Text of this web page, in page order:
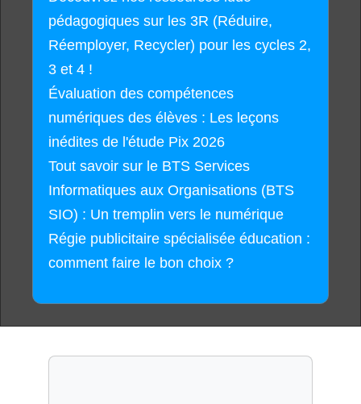
pédagogiques sur les 3R (Réduire,
Réemployer, Recycler) pour les cycles 2,
3 et 4 !
Évaluation des compétences
numériques des élèves : Les leçons
inédites de l'étude Pix 2026
Tout savoir sur le BTS Services
Informatiques aux Organisations (BTS
SIO) : Un tremplin vers le numérique
Régie publicitaire spécialisée éducation :
comment faire le bon choix ?